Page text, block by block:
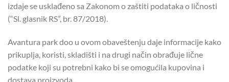
izdaje se usklađeno sa Zakonom o zaštiti podataka o ličnosti
(“Sl. glasnik RS”, br. 87/2018).
Avantura park doo u ovom obaveštenju daje informacije kako
prikuplja, koristi, skladišti i na drugi način obrađuje lične
podatke koji su potrebni kako bi se omogućila kupovina i
dostava proizvoda.